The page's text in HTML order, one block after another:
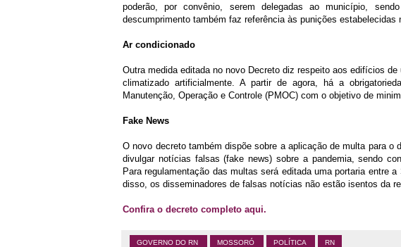
poderão, por convênio, serem delegadas ao município,
descumprimento também faz referência às punições estabelecidas
Ar condicionado
Outra medida editada no novo Decreto diz respeito aos edifícios
climatizado artificialmente. A partir de agora, há a
Manutenção, Operação e Controle (PMOC) com o objetivo de
Fake News
O novo decreto também dispõe sobre a aplicação de multa para o
divulgar notícias falsas (fake news) sobre a pandemia, sendo
Para regulamentação das multas será editada uma portaria entre
disso, os disseminadores de falsas notícias não estão isentos da
Confira o decreto completo aqui.
GOVERNO DO RN MOSSORÓ POLÍTICA RN